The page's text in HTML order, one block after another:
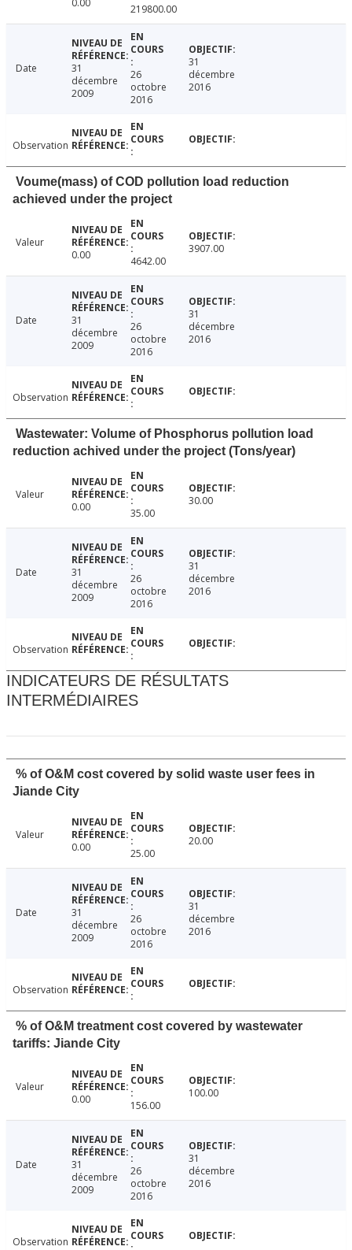
0.00 219800.00
Date
31
décembre
2009
26
octobre
2016
31
décembre
2016
Observation
Voume(mass) of COD pollution load reduction
achieved under the project
Valeur
0.00
4642.00
3907.00
Date
31
décembre
2009
26
octobre
2016
31
décembre
2016
Observation
Wastewater: Volume of Phosphorus pollution load
reduction achived under the project (Tons/year)
Valeur
0.00
35.00
30.00
Date
31
décembre
2009
26
octobre
2016
31
décembre
2016
Observation
INDICATEURS DE RÉSULTATS
INTERMÉDIAIRES
% of O&M cost covered by solid waste user fees in
Jiande City
Valeur
0.00
25.00
20.00
Date
31
décembre
2009
26
octobre
2016
31
décembre
2016
Observation
% of O&M treatment cost covered by wastewater
tariffs: Jiande City
Valeur
0.00
156.00
100.00
Date
31
décembre
2009
26
octobre
2016
31
décembre
2016
Observation